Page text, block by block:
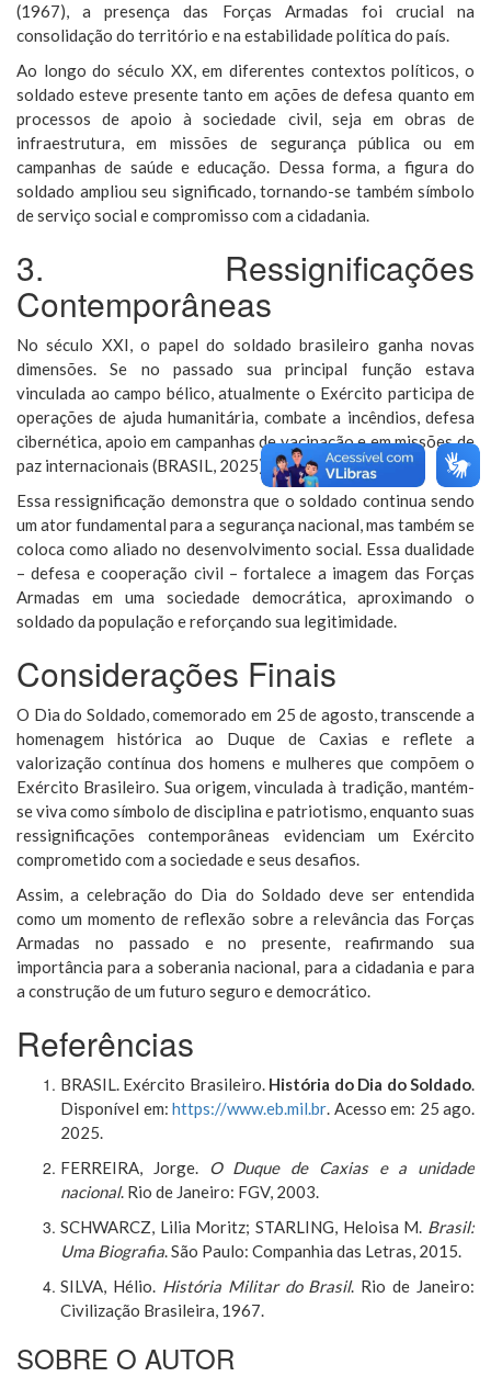
(1967), a presença das Forças Armadas foi crucial na
consolidação do território e na estabilidade política do país.
Ao longo do século XX, em diferentes contextos políticos, o
soldado esteve presente tanto em ações de defesa quanto em
processos de apoio à sociedade civil, seja em obras de
infraestrutura, em missões de segurança pública ou em
campanhas de saúde e educação. Dessa forma, a figura do
soldado ampliou seu significado, tornando-se também símbolo
de serviço social e compromisso com a cidadania.
3. Ressignificações
Contemporâneas
No século XXI, o papel do soldado brasileiro ganha novas
dimensões. Se no passado sua principal função estava
vinculada ao campo bélico, atualmente o Exército participa de
operações de ajuda humanitária, combate a incêndios, defesa
cibernética, apoio em campanhas de vacinação e em missões de
paz internacionais (BRASIL, 2025).
Essa ressignificação demonstra que o soldado continua sendo
um ator fundamental para a segurança nacional, mas também se
coloca como aliado no desenvolvimento social. Essa dualidade
– defesa e cooperação civil – fortalece a imagem das Forças
Armadas em uma sociedade democrática, aproximando o
soldado da população e reforçando sua legitimidade.
Considerações Finais
O Dia do Soldado, comemorado em 25 de agosto, transcende a
homenagem histórica ao Duque de Caxias e reflete a
valorização contínua dos homens e mulheres que compõem o
Exército Brasileiro. Sua origem, vinculada à tradição, mantém-
se viva como símbolo de disciplina e patriotismo, enquanto suas
ressignificações contemporâneas evidenciam um Exército
comprometido com a sociedade e seus desafios.
Assim, a celebração do Dia do Soldado deve ser entendida
como um momento de reflexão sobre a relevância das Forças
Armadas no passado e no presente, reafirmando sua
importância para a soberania nacional, para a cidadania e para
a construção de um futuro seguro e democrático.
Referências
BRASIL. Exército Brasileiro. História do Dia do Soldado.
Disponível em: https://www.eb.mil.br. Acesso em: 25 ago.
2025.
FERREIRA, Jorge. O Duque de Caxias e a unidade
nacional. Rio de Janeiro: FGV, 2003.
SCHWARCZ, Lilia Moritz; STARLING, Heloisa M. Brasil:
Uma Biografia. São Paulo: Companhia das Letras, 2015.
SILVA, Hélio. História Militar do Brasil. Rio de Janeiro:
Civilização Brasileira, 1967.
SOBRE O AUTOR